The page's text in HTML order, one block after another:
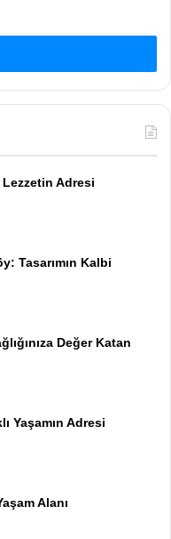
Adresi
Tasarımın Kalbi
Değer Katan
Yaşamın Adresi
Alanı